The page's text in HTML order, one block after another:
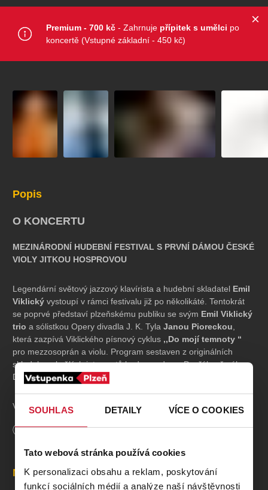
SOUHLAS DETAILY VÍCE O COOKIES
Tato webová stránka používá cookies
K personalizaci obsahu a reklam, poskytování
funkcí sociálních médií a analýze naší návštěvnosti
Premium - 700 kč - Zahrnuje přípitek s umělci po
koncertě (Vstupné základní - 450 kč)
Popis
O KONCERTU
MEZINÁRODNÍ HUDEBNÍ FESTIVAL S PRVNÍ DÁMOU ČESKÉ
VIOLY JITKOU HOSPROVOU
Legendární světový jazzový klavírista a hudební skladatel Emil
Viklický vystoupí v rámci festivalu již po několikáté. Tentokrát
se poprvé představí plzeňskému publiku se svým Emil Viklický
trio a sólistkou Opery divadla J. K. Tyla Janou Pioreckou,
která zazpívá Viklického písnový cyklus ,,Do mojí temnoty “
pro mezzosoprán a violu. Program sestaven z originálních
skladeb a skvělých interpretů bude uveden v Dvořákově sálu,
Domu hudby v Plzni.
Vstupné základní - 450 kč, senior/student - 300 kč, Premium -
PROGRAM
Emil Viklický:
,,Adventure in Black & Yellow“
Délka 90 minut
Místa